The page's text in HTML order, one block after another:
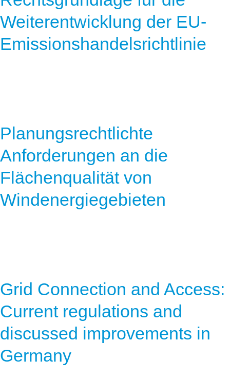
Weiterentwicklung der EU-
Emissionshandelsrichtlinie
Planungsrechtlichte
Anforderungen an die
Flächenqualität von
Windenergiegebieten
Grid Connection and Access:
Current regulations and
discussed improvements in
Germany